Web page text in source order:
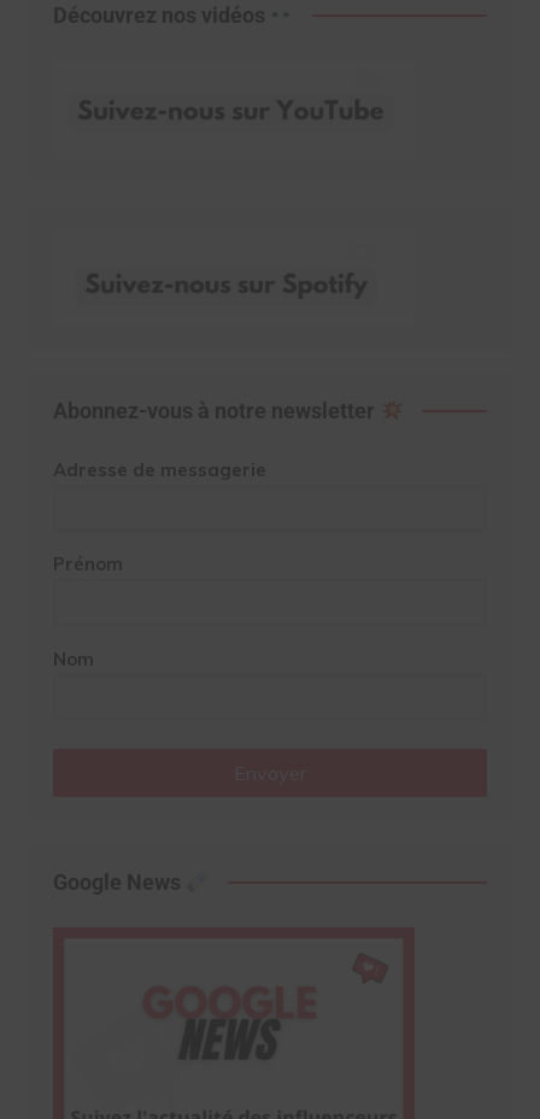
Découvrez nos vidéos
Abonnez-vous à notre newsletter
Adresse de messagerie
Prénom
Nom
Google News